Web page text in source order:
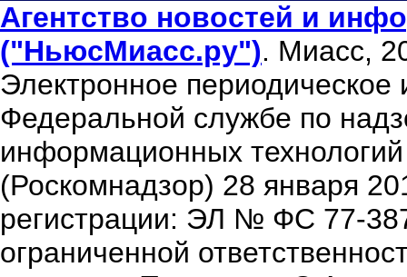
Агентство новостей и
("НьюсМиасс.ру"). Миасс,
Электронное периодическое
Федеральной службе по
информационных
(Роскомнадзор) 28 января
регистрации: ЭЛ № ФС 77-
ограниченной